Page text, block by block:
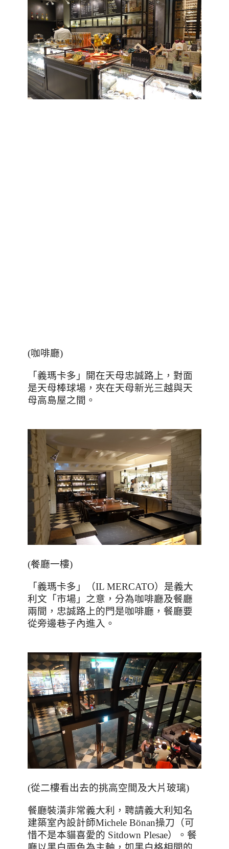
(咖啡廳)
「義瑪卡多」開在天母忠誠路上，對面
是天母棒球場，夾在天母新光三越與天
母高島屋之間。
(餐廳一樓)
「義瑪卡多」（IL MERCATO）是義大
利文「市場」之意，分為咖啡廳及餐廳
兩間，忠誠路上的門是咖啡廳，餐廳要
從旁邊巷子內進入。
(從二樓看出去的挑高空間及大片玻璃)
餐廳裝潢非常義大利，聘請義大利知名
建築室內設計師Michele Bönan操刀（可
惜不是本貓喜愛的 Sitdown Plesae）。餐